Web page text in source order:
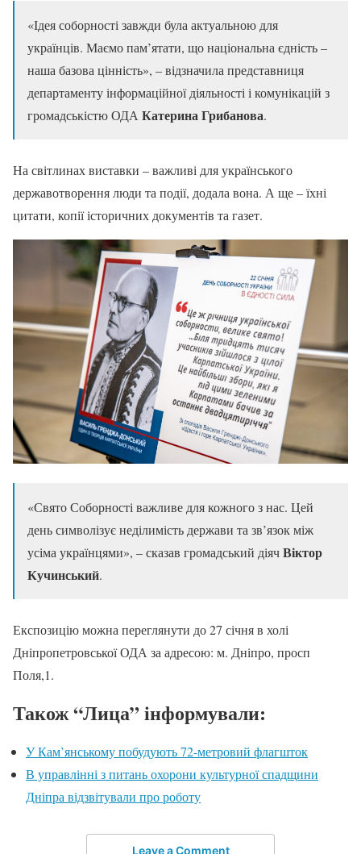
«Ідея соборності завжди була актуальною для
українців. Маємо пам’ятати, що національна єдність –
наша базова цінність», – відзначила представниця
департаменту інформаційної діяльності і комунікацій з
громадськістю ОДАКатерина Грибанова.
На світлинах виставки – важливі для українського
державотворення люди та події, додала вона. А ще – їхні
цитати, копії історичних документів та газет.
«Свято Соборності важливе для кожного з нас. Цей
день символізує неділимість держави та зв’язок між
усіма українцями», – сказав громадський діячВіктор
Кучинський.
Експозицію можна переглянути до 27 січня в холі
Дніпропетровської ОДА за адресою: м. Дніпро, просп
Поля,1.
Також “Лица” інформували:
У Кам’янському побудують 72-метровий флагшток
В управлінні з питань охорони культурної спадщини
Дніпра відзвітували про роботу
Leave a Comment